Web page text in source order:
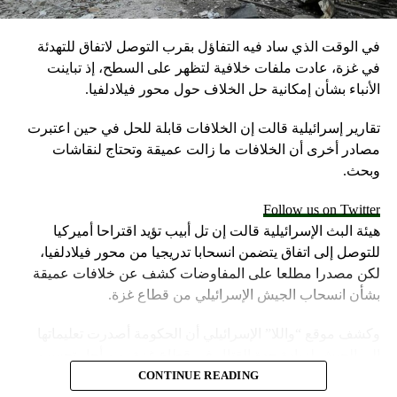
في الوقت الذي ساد فيه التفاؤل بقرب التوصل لاتفاق للتهدئة
في غزة، عادت ملفات خلافية لتظهر على السطح، إذ تباينت
الأنباء بشأن إمكانية حل الخلاف حول محور فيلادلفيا.
تقارير إسرائيلية قالت إن الخلافات قابلة للحل في حين اعتبرت
مصادر أخرى أن الخلافات ما زالت عميقة وتحتاج لنقاشات
وبحث.
Follow us on Twitter
هيئة البث الإسرائيلية قالت إن تل أبيب تؤيد اقتراحا أميركيا
للتوصل إلى اتفاق يتضمن انسحابا تدريجيا من محور فيلادلفيا،
لكن مصدرا مطلعا على المفاوضات كشف عن خلافات عميقة
بشأن انسحاب الجيش الإسرائيلي من قطاع غزة.
موقف إسرائيل في محادثات الهدنة.
CONTINUE READING